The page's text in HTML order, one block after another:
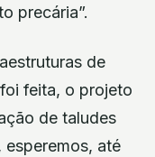
precária”.
de
feita, o projeto
de taludes
até